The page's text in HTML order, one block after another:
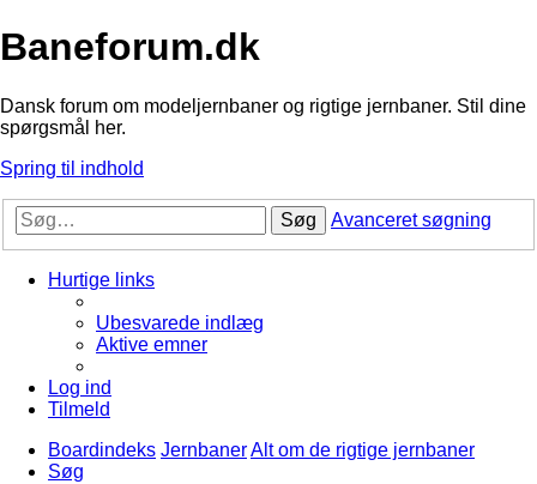
Baneforum.dk
Dansk forum om modeljernbaner og rigtige jernbaner. Stil dine
spørgsmål her.
Spring til indhold
Søg Avanceret søgning
Hurtige links
Ubesvarede indlæg
Aktive emner
Log ind
Tilmeld
Boardindeks JernbanerAlt om de rigtige jernbaner
Søg